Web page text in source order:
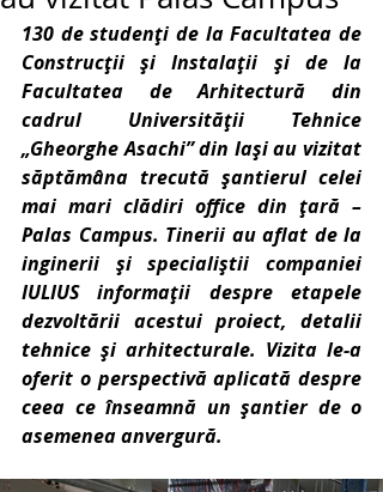
130 de studenți de la Facultatea de
Construcții și Instalații și de la
Facultatea de Arhitectură din
cadrul Universității Tehnice
„Gheorghe Asachi” din Iași au vizitat
săptămâna trecută șantierul celei
mai mari clădiri office din țară –
Palas Campus. Tinerii au aflat de la
inginerii și specialiștii companiei
IULIUS informații despre etapele
dezvoltării acestui proiect, detalii
tehnice și arhitecturale. Vizita le-a
oferit o perspectivă aplicată despre
ceea ce înseamnă un șantier de o
asemenea anvergură.